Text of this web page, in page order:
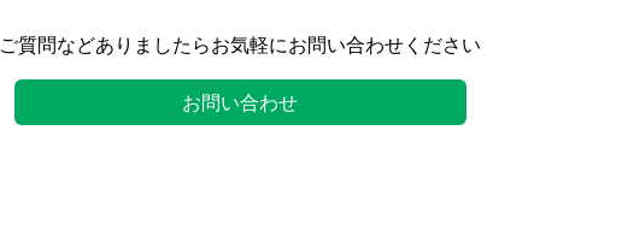
ご質問などありましたらお気軽にお問い合わせください
お問い合わせ